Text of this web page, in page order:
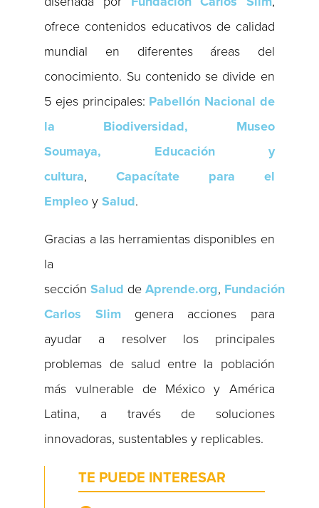
ofrece contenidos educativos de calidad
mundial en diferentes áreas del
conocimiento. Su contenido se divide en
5 ejes principales: Pabellón Nacional de
la Biodiversidad, Museo
Soumaya,
Educación y
cultura,Capacítate para el
Empleo ySalud.
Gracias a las herramientas disponibles en
la
secciónSalud deAprende.org, Fundación
Carlos Slimgenera acciones para
ayudar a resolver los principales
problemas de salud entre la población
más vulnerable de México y América
Latina, a través de soluciones
innovadoras, sustentables y replicables.
TE PUEDE INTERESAR